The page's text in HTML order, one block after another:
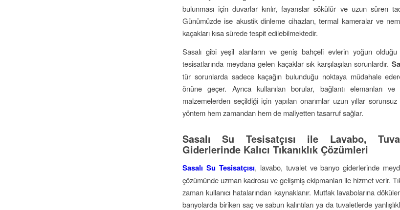
bulunması için duvarlar kırılır, fayanslar sökülür ve uzun süren
Günümüzde ise akustik dinleme cihazları, termal kameralar ve
kaçakları kısa sürede tespit edilebilmektedir.
Sasalı gibi yeşil alanların ve geniş bahçeli evlerin yoğun
tesisatlarında meydana gelen kaçaklar sık karşılaşılan sorunlardır.
tür sorunlarda sadece kaçağın bulunduğu noktaya müdahale
önüne geçer. Ayrıca kullanılan borular, bağlantı elemanları
malzemelerden seçildiği için yapılan onarımlar uzun yıllar
yöntem hem zamandan hem de maliyetten tasarruf sağlar.
Sasalı Su Tesisatçısı ile Lavabo,
Giderlerinde Kalıcı Tıkanıklık Çözümleri
Sasalı Su Tesisatçısı, lavabo, tuvalet ve banyo giderlerinde
çözümünde uzman kadrosu ve gelişmiş ekipmanları ile hizmet verir.
zaman kullanıcı hatalarından kaynaklanır. Mutfak lavabolarına
banyolarda biriken saç ve sabun kalıntıları ya da tuvaletlerde